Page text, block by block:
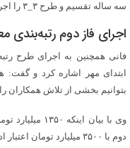
سه ساله تقسیم و طرح ۳_۳ را اجرا کنیم.
اجرای فاز دوم رتبه‌بندی معلمان با ۳۵۰۰
ابتدای مهر اشاره کرد و گفت:
بتوانیم بخشی از تلاش همکاران
وی با بیان
دوم با ۳۵۰۰ میلیارد تومان اعتبار ادامه پیدا خواهد کرد.